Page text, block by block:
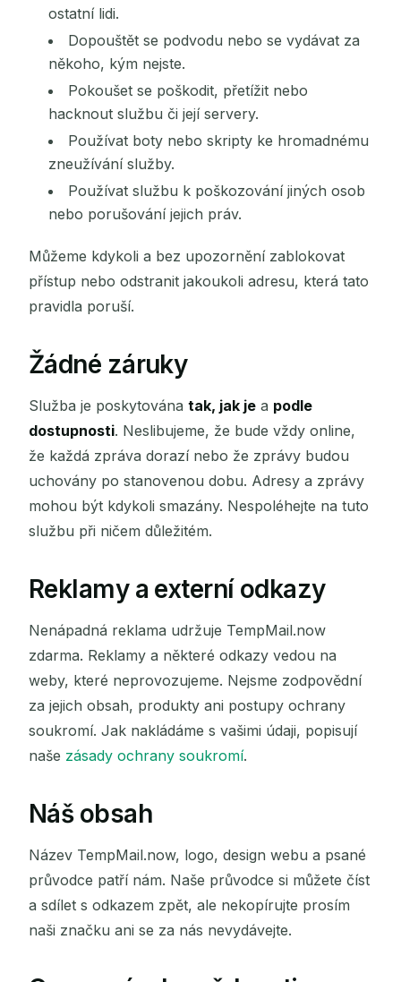
ostatní lidi.
Dopouštět se podvodu nebo se vydávat za
někoho, kým nejste.
Pokoušet se poškodit, přetížit nebo
hacknout službu či její servery.
Používat boty nebo skripty ke hromadnému
zneužívání služby.
Používat službu k poškozování jiných osob
nebo porušování jejich práv.
Můžeme kdykoli a bez upozornění zablokovat
přístup nebo odstranit jakoukoli adresu, která tato
pravidla poruší.
Žádné záruky
Služba je poskytována tak, jak je a podle
dostupnosti. Neslibujeme, že bude vždy online,
že každá zpráva dorazí nebo že zprávy budou
uchovány po stanovenou dobu. Adresy a zprávy
mohou být kdykoli smazány. Nespoléhejte na tuto
službu při ničem důležitém.
Reklamy a externí odkazy
Nenápadná reklama udržuje TempMail.now
zdarma. Reklamy a některé odkazy vedou na
weby, které neprovozujeme. Nejsme zodpovědní
za jejich obsah, produkty ani postupy ochrany
soukromí. Jak nakládáme s vašimi údaji, popisují
naše zásady ochrany soukromí.
Náš obsah
Název TempMail.now, logo, design webu a psané
průvodce patří nám. Naše průvodce si můžete číst
a sdílet s odkazem zpět, ale nekopírujte prosím
naši značku ani se za nás nevydávejte.